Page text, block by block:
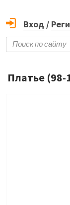
Вход /
Платье (98-